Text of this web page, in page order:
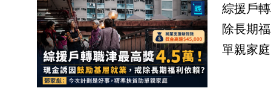
綜援戶
除長期
單親家庭